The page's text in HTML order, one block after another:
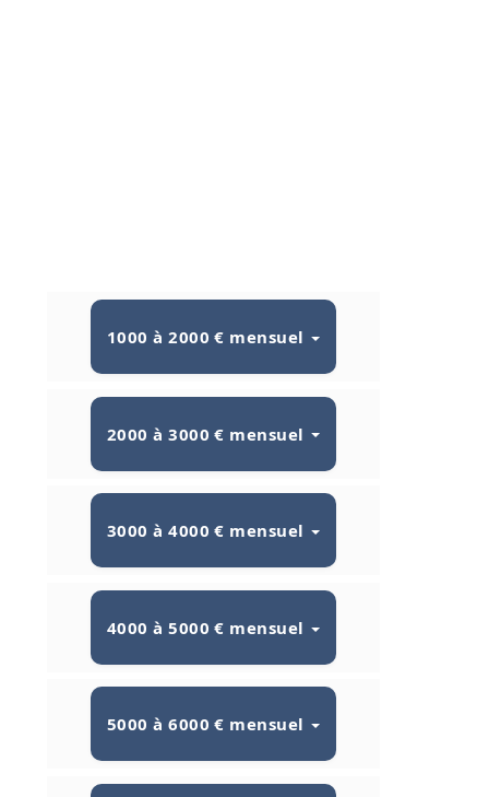
1000 à 2000 € mensuel
2000 à 3000 € mensuel
3000 à 4000 € mensuel
4000 à 5000 € mensuel
5000 à 6000 € mensuel